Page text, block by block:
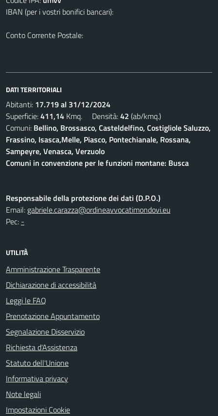
IBAN (per i vostri bonifici bancari):
Conto Corrente Postale:
DATI TERRITORIALI
Abitanti: 17.719 al 31/12/2024
Superficie:411,14 Kmq. Densità:42 (ab/kmq.)
Comuni: Bellino, Brossasco, Casteldelfino, Costigliole Saluzzo,
Frassino, Isasca,Melle, Piasco, Pontechianale, Rossana,
Sampeyre, Venasca, Verzuolo
Comuni in convenzione per le funzioni montane: Busca
Responsabile della protezione dei dati (D.P.O.)
Email: gabriele.carazza@ordineavvocatimondovi.eu
Pec: -
UTILITÀ
Amministrazione Trasparente
Dichiarazione di accessibilità
Leggi le FAQ
Prenotazione Appuntamento
Segnalazione Disservizio
Richiesta d'Assistenza
Statuto dell'Unione
Informativa privacy
Note legali
Impostazioni Cookie